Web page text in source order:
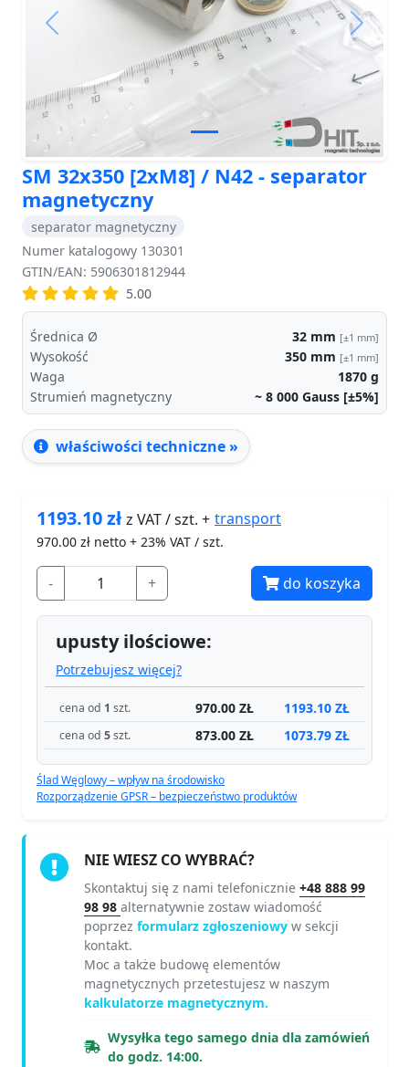
Previous Next
SM 32x350 [2xM8] / N42 - separator
magnetyczny
separator magnetyczny
Numer katalogowy 130301
GTIN/EAN: 5906301812944
5.00
Średnica Ø 32 mm [±1 mm]
Wysokość 350 mm [±1 mm]
Waga 1870 g
Strumień magnetyczny
~ 8 000 Gauss [±5%]
właściwości techniczne »
1193.10złz VAT / szt. + transport
970.00 zł netto + 23% VAT / szt.
- + do koszyka
upusty ilościowe:
Potrzebujesz więcej?
cena od 1 szt. 970.00 ZŁ 1193.10 ZŁ
cena od 5szt. 873.00 ZŁ 1073.79 ZŁ
Ślad Węglowy – wpływ na środowisko
Rozporządzenie GPSR – bezpieczeństwo produktów
NIE WIESZ CO WYBRAĆ?
Skontaktuj się z nami telefonicznie +48 888 99
98 98 alternatywnie zostaw wiadomość
poprzez formularz zgłoszeniowy w sekcji
kontakt.
Moc a także budowę elementów
magnetycznych przetestujesz w naszym
kalkulatorze magnetycznym.
Wysyłka tego samego dnia dla zamówień
do godz. 14:00.